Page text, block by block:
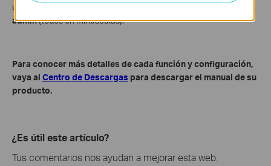
usuario y la contraseña de inicio de sesión predeterminados son
admin(todos en minúsculas).
Para conocer más detalles de cada función y configuración,
vaya al Centro de Descargas para descargar el manual de su
producto.
¿Es útil este artículo?
Tus comentarios nos ayudan a mejorar esta web.